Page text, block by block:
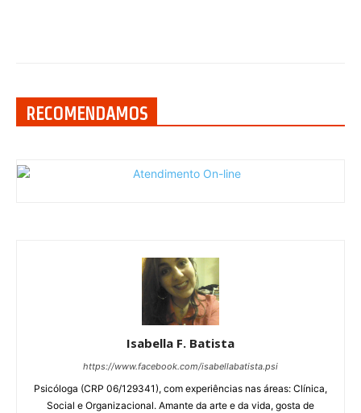
RECOMENDAMOS
Isabella F. Batista
https://www.facebook.com/isabellabatista.psi
Psicóloga (CRP 06/129341), com experiências nas áreas: Clínica,
Social e Organizacional. Amante da arte e da vida, gosta de